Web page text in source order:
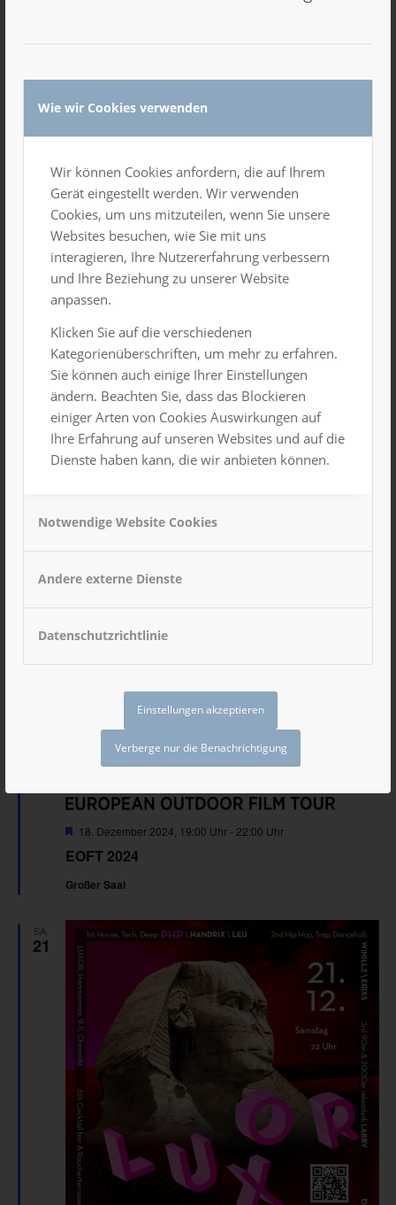
Wie wir Cookies verwenden
Wir können Cookies anfordern, die auf Ihrem
Gerät eingestellt werden. Wir verwenden
Cookies, um uns mitzuteilen, wenn Sie unsere
Websites besuchen, wie Sie mit uns
interagieren, Ihre Nutzererfahrung verbessern
und Ihre Beziehung zu unserer Website
anpassen.
Klicken Sie auf die verschiedenen
Kategorienüberschriften, um mehr zu erfahren.
Sie können auch einige Ihrer Einstellungen
ändern. Beachten Sie, dass das Blockieren
einiger Arten von Cookies Auswirkungen auf
Ihre Erfahrung auf unseren Websites und auf die
Dienste haben kann, die wir anbieten können.
Notwendige Website Cookies
Andere externe Dienste
Datenschutzrichtlinie
Einstellungen akzeptieren
Verberge nur die Benachrichtigung
Hervorgehoben
16. November 2024, 22:00 Uhr
Hervorgehoben
23. November 2024, 21:00 Uhr
Gesamtes Haus
EOFT 2024
Hervorgehoben
18. Dezember 2024, 19:00 Uhr- 22:00 Uhr
Großer Saal
SA.
21